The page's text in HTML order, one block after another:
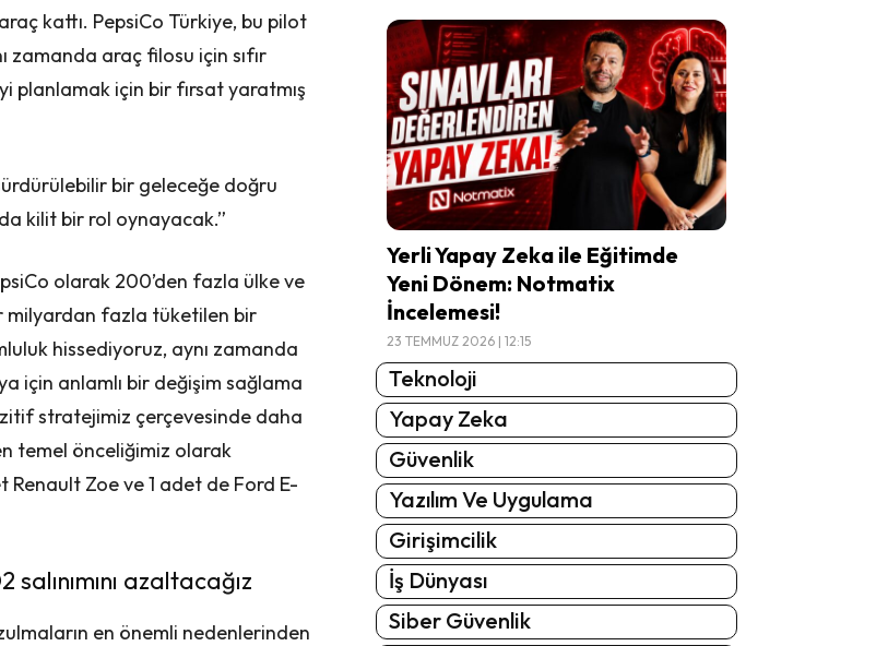
kattı. PepsiCo Türkiye, bu pilot
zamanda araç filosu için sıfır
planlamak için bir fırsat yaratmış
bir geleceğe doğru
kilit bir rol oynayacak.”
olarak 200’den fazla ülke ve
milyardan fazla tüketilen bir
hissediyoruz, aynı zamanda
için anlamlı bir değişim sağlama
stratejimiz çerçevesinde daha
temel önceliğimiz olarak
Zoe ve 1 adet de Ford E-
azaltacağız
en önemli nedenlerinden
Yerli Yapay Zeka ile Eğitimde
Yeni Dönem: Notmatix
İncelemesi!
23 TEMMUZ 2026 | 12:15
Teknoloji
Yapay Zeka
Güvenlik
Yazılım Ve Uygulama
Girişimcilik
İş Dünyası
Siber Güvenlik